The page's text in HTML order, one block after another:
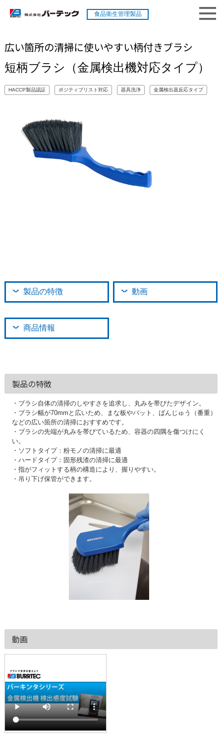
食品衛生管理製品
広い箇所の清掃に使いやすい柄付きブラシ
短柄ブラシ（金属検出機対応タイプ）
HACCP製品認証 ポジティブリスト対応 器具洗浄 金属検出器反応タイプ
製品の特徴 動画
商品情報
製品の特徴
・ブラシ自体の清掃のしやすさを追求し、丸みを帯びたデザイン。
・ブラシ幅が70mmと広いため、まな板やバット、ばんじゅう（番重）
などの広い箇所の清掃におすすめです。
・ブラシの先端が丸みを帯びているため、容器の四隅を傷つけにく
い。
・ソフトタイプ：粉モノの清掃に最適
・ハードタイプ：固形残渣の清掃に最適
・指がフィットする柄の構造により、握りやすい。
・吊り下げ保管ができます。
動画